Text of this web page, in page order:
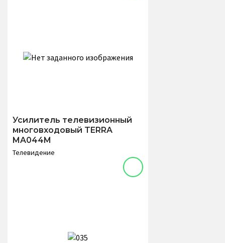
Усилитель телевизионный
многовходовый TERRA
MA044M
Телевидение